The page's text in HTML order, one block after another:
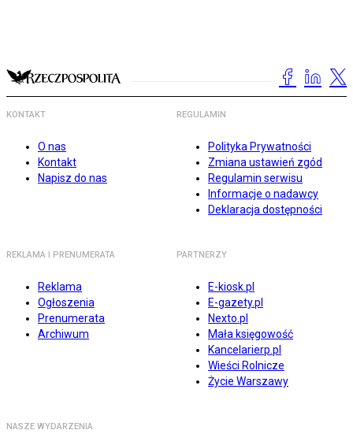
KONTAKT
O nas
Kontakt
Napisz do nas
REGULAMIN
Polityka Prywatności
Zmiana ustawień zgód
Regulamin serwisu
Informacje o nadawcy
Deklaracja dostępności
REKLAMA I PRENUMERATA
Reklama
Ogłoszenia
Prenumerata
Archiwum
PARTNERZY
E-kiosk.pl
E-gazety.pl
Nexto.pl
Mała księgowość
Kancelarierp.pl
Wieści Rolnicze
Życie Warszawy
NASZE WYDARZENIA